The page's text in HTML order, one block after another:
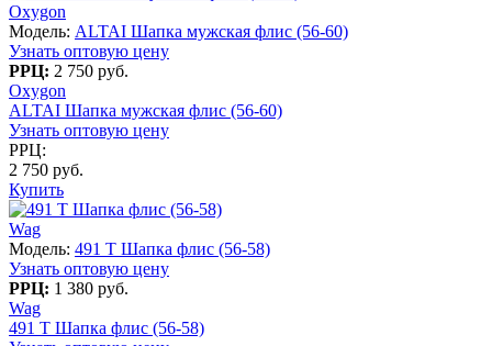
Oxygon
Модель: ALTAI Шапка мужская флис (56-60)
Узнать оптовую цену
РРЦ: 2 750 руб.
Oxygon
ALTAI Шапка мужская флис (56-60)
Узнать оптовую цену
РРЦ:
2 750 руб.
Купить
Wag
Модель: 491 T Шапка флис (56-58)
Узнать оптовую цену
РРЦ: 1 380 руб.
Wag
491 T Шапка флис (56-58)